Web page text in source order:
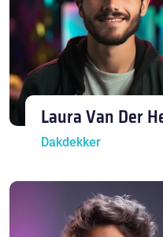
Laura Van Der
Dakdekker